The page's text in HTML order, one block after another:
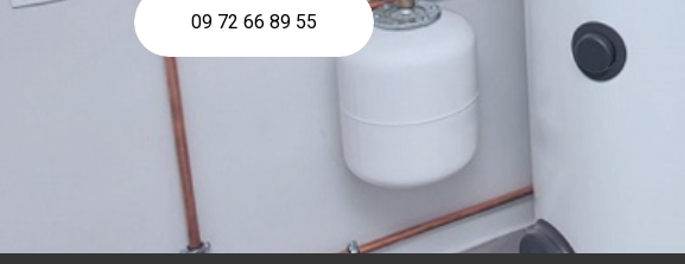
09 72 66 89 55